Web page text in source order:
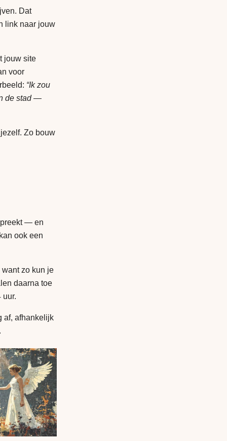
Dat
link naar jouw
jouw site
voor
“Ik zou
de stad —
Zo bouw
— en
ook een
zo kun je
daarna toe
af, afhankelijk